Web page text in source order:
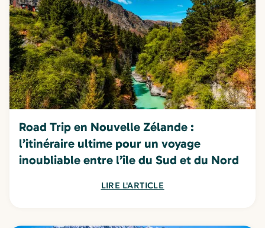
Road Trip en Nouvelle Zélande :
l’itinéraire ultime pour un voyage
inoubliable entre l’île du Sud et du Nord
LIRE L'ARTICLE